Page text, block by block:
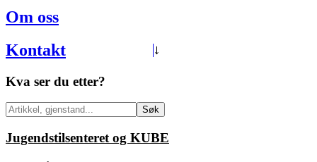
Om oss
Kontakt
Kva ser du etter?
Søk
Jugendstilsenteret og KUBE
→